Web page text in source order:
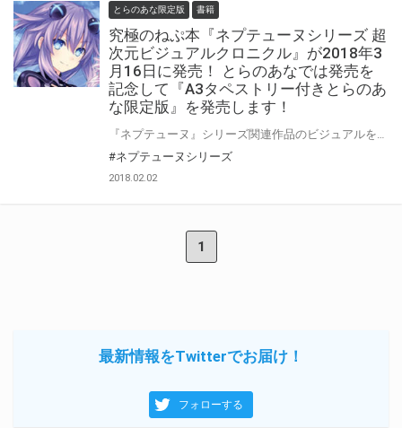
とらのあな限定版 書籍
究極のねぷ本『ネプテューヌシリーズ 超
次元ビジュアルクロニクル』が2018年3
月16日に発売！ とらのあなでは発売を
記念して『A3タペストリー付きとらのあ
な限定版』を発売します！
#ネプテューヌシリーズ
2018.02.02
1
最新情報をTwitterでお届け！
フォローする